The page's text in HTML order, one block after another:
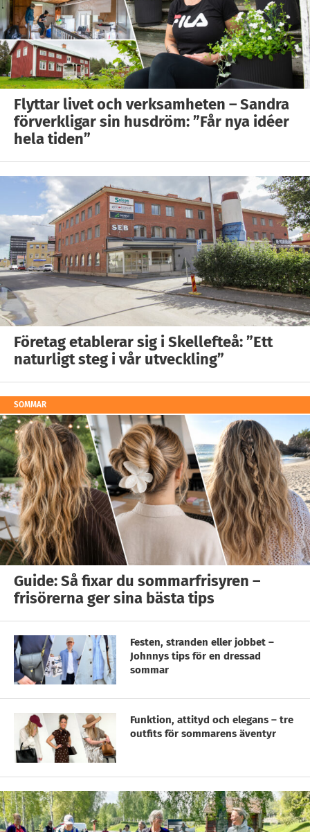
Flyttar livet och verksamheten – Sandra
förverkligar sin husdröm: ”Får nya idéer
hela tiden”
Företag etablerar sig i Skellefteå: ”Ett
naturligt steg i vår utveckling”
SOMMAR
Guide: Så fixar du sommarfrisyren –
frisörerna ger sina bästa tips
Festen, stranden eller jobbet –
Johnnys tips för en dressad
sommar
Funktion, attityd och elegans – tre
outfits för sommarens äventyr